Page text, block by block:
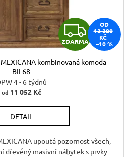
Z
D
A
ZDARMA
OD
12 280
KČ
–10 %
kombinovaná komoda
BIL68
4 - 6 týdnů
od 11 052 Kč
DETAIL
upoutá pozornost všech,
dřevěný masivní nábytek s prvky